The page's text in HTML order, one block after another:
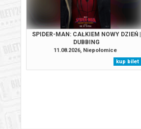
SPIDER-MAN: CAŁKIEM NOWY DZIEŃ |
DUBBING
11.08.2026, Niepołomice
kup bilet